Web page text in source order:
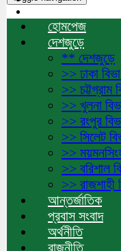
হোমপেজ
দেশজুড়ে
** দেশজুড়ে
>> ঢাকা
>> চট্টগ্রাম
>> খুলনা
>> রংপুর
>> সিলেট
>>
>> বরিশাল
>> রাজশাহী
আন্তর্জাতিক
প্রবাস সংবাদ
অর্থনীতি
রাজনীতি